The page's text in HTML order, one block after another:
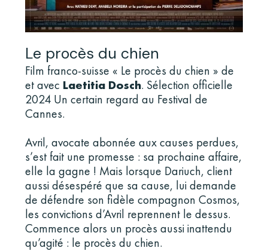
Le procès du chien
Film franco-suisse « Le procès du chien » de
et avec Laetitia Dosch. Sélection officielle
2024 Un certain regard au Festival de
Cannes.
Avril, avocate abonnée aux causes perdues,
s’est fait une promesse : sa prochaine affaire,
elle la gagne ! Mais lorsque Dariuch, client
aussi désespéré que sa cause, lui demande
de défendre son fidèle compagnon Cosmos,
les convictions d’Avril reprennent le dessus.
Commence alors un procès aussi inattendu
qu’agité : le procès du chien.